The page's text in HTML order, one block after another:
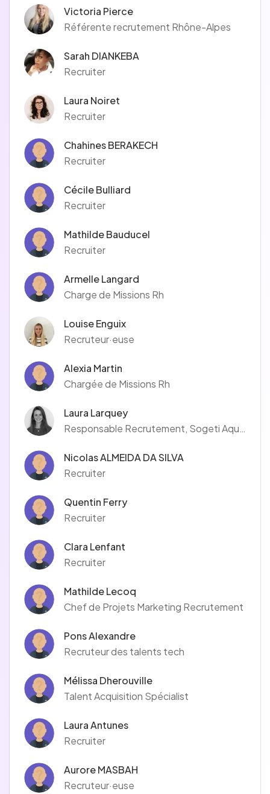
Victoria Pierce
Référente recrutement Rhône-Alpes
Sarah DIANKEBA
Recruiter
Laura Noiret
Recruiter
Chahines BERAKECH
Recruiter
Cécile Bulliard
Recruiter
Mathilde Bauducel
Recruiter
Armelle Langard
Charge de Missions Rh
Louise Enguix
Recruteur·euse
Alexia Martin
Chargée de Missions Rh
Laura Larquey
Responsable Recrutement, Sogeti Aquitaine
Nicolas ALMEIDA DA SILVA
Recruiter
Quentin Ferry
Recruiter
Clara Lenfant
Recruiter
Mathilde Lecoq
Chef de Projets Marketing Recrutement
Pons Alexandre
Recruteur des talents tech
Mélissa Dherouville
Talent Acquisition Spécialist
Laura Antunes
Recruiter
Aurore MASBAH
Recruteur·euse